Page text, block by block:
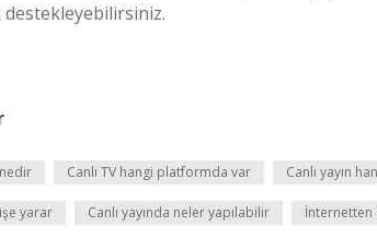
destekleyebilirsiniz.
nedir Canlı TV hangi platformda var Canlı yayın
yarar Canlı yayında neler yapılabilir İnternetten